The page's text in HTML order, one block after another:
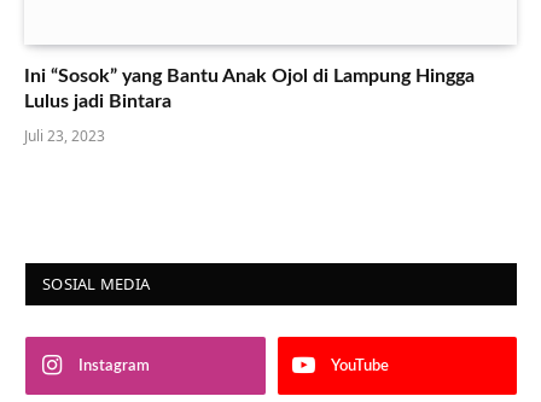
Ini “Sosok” yang Bantu Anak Ojol di Lampung Hingga
Lulus jadi Bintara
Juli 23, 2023
SOSIAL MEDIA
Instagram YouTube